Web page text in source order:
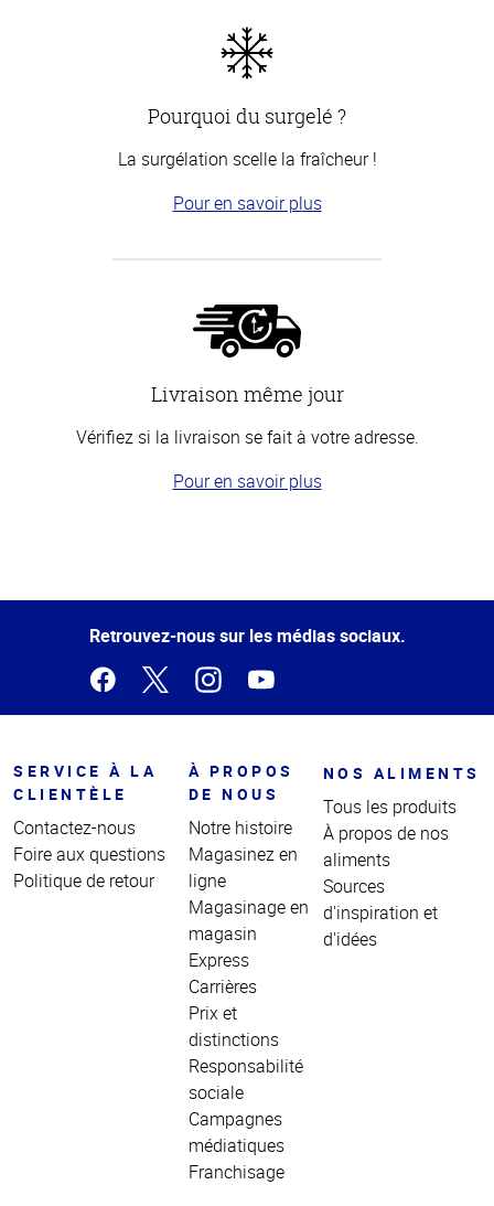
Pourquoi du surgelé ?
La surgélation scelle la fraîcheur !
Pour en savoir plus
Livraison même jour
Vérifiez si la livraison se fait à votre adresse.
Pour en savoir plus
de la
Retrouvez-nous sur les médias sociaux.
SERVICE À LA
CLIENTÈLE
Contactez-nous
Foire aux questions
Politique de retour
À PROPOS
DE NOUS
Notre histoire
Magasinez en
ligne
Magasinage en
magasin
Express
Carrières
Prix et
distinctions
Responsabilité
sociale
Campagnes
médiatiques
Franchisage
NOS ALIMENTS
Tous les produits
À propos de nos
aliments
Sources
d'inspiration et
d'idées